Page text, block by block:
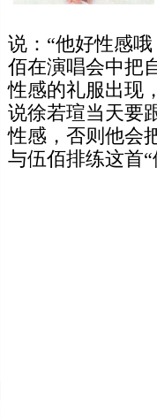
说：“他好性感
佰在演唱会中把
性感的礼服出现
说徐若瑄当天要
性感，否则他会
与伍佰排练这首